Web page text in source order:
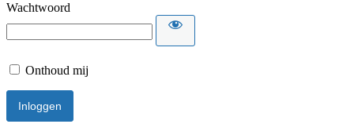
Wachtwoord
Onthoud mij